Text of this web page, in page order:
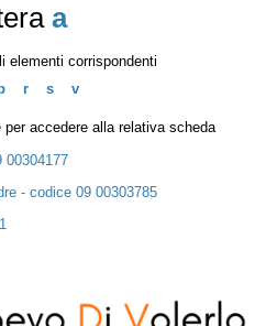
a
elementi corrispondenti
r s v
accedere alla relativa scheda
00304177
- codice 09 00303785